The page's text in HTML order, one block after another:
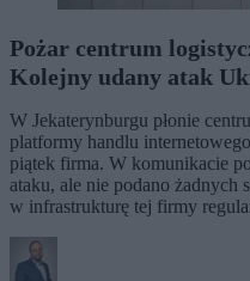
Pożar centrum
Kolejny udany atak
W Jekaterynburgu płonie
platformy handlu
piątek firma. W komunikacie
ataku, ale nie podano żadnych
w infrastrukturę tej firmy